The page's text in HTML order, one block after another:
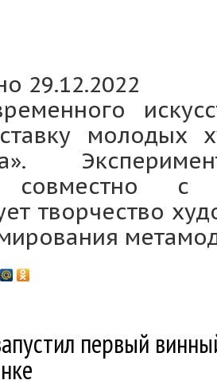
29.12.2022
молодых
совместно с
творчество
первый